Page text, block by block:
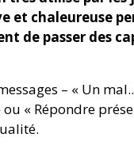
et chaleureuse
de passer des
– « Un
« Répondre